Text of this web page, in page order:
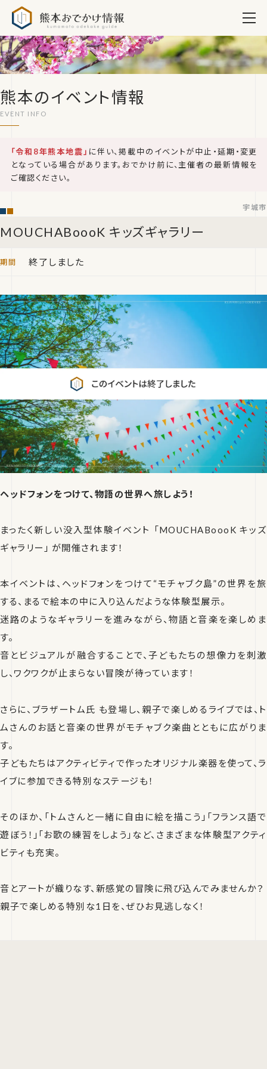
熊本のイベント情報
「令和8年熊本地震」 に伴い、掲載中のイベントが中止・延期・変更
となっている場合があります。おでかけ前に、主催者の最新情報を
ご確認ください。
MOUCHABoooK キッズギャラリー
宇城市
終了しました
ヘッドフォンをつけて、物語の世界へ旅しよう！
まったく新しい没入型体験イベント 「MOUCHABoooK キッズ
ギャラリー」 が開催されます！
本イベントは、ヘッドフォンをつけて“モチャブク島”の世界を旅
する、まるで絵本の中に入り込んだような体験型展示。
迷路のようなギャラリーを進みながら、物語と音楽を楽しめま
す。
音とビジュアルが融合することで、子どもたちの想像力を刺激
し、ワクワクが止まらない冒険が待っています！
さらに、ブラザートム氏 も登場し、親子で楽しめるライブでは、ト
ムさんのお話と音楽の世界がモチャブク楽曲とともに広がりま
す。
子どもたちはアクティビティで作ったオリジナル楽器を使って、ラ
イブに参加できる特別なステージも！
そのほか、「トムさんと一緒に自由に絵を描こう」「フランス語で
遊ぼう！」「お歌の練習をしよう」など、さまざまな体験型アクティ
ビティも充実。
音とアートが織りなす、新感覚の冒険に飛び込んでみませんか？
親子で楽しめる特別な1日を、ぜひお見逃しなく！